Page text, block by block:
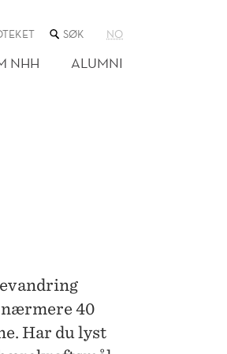
SØK
NETTSTEDET
NO
NHH ALUMNI
nærmere 40
Har du lyst